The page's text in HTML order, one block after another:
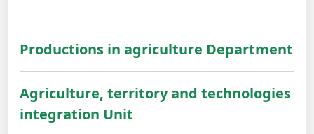
Productions in agriculture Department
Agriculture, territory and technologies
integration Unit